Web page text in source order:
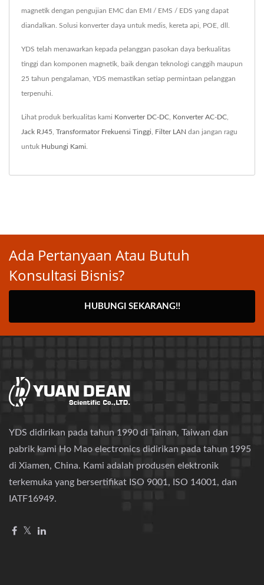
magnetik dengan pengujian EMC dan EMI / EMS / EDS yang dapat
diandalkan. Solusi konverter daya untuk medis, kereta api, POE, dll.
YDS telah menawarkan kepada pelanggan pasokan daya berkualitas
tinggi dan komponen magnetik, baik dengan teknologi canggih maupun
25 tahun pengalaman, YDS memastikan setiap permintaan pelanggan
terpenuhi.
Lihat produk berkualitas kami Konverter DC-DC Konverter AC-DC
Jack RJ45 Transformator Frekuensi Tinggi Filter LAN dan jangan ragu
untuk Hubungi Kami
Ada Pertanyaan Atau Butuh
Konsultasi Bisnis?
HUBUNGI SEKARANG!!
YDS didirikan pada tahun 1990 di Tainan, Taiwan dan
pabrik kami Ho Mao electronics didirikan pada tahun 1995
di Xiamen, China. Kami adalah produsen elektronik
terkemuka yang bersertifikat ISO 9001, ISO 14001, dan
IATF16949.